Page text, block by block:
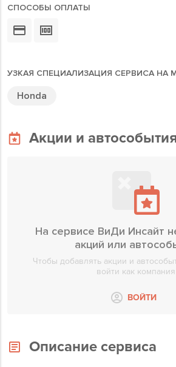
СПОСОБЫ ОПЛАТЫ
УЗКАЯ СПЕЦИАЛИЗАЦИЯ СЕРВИСА НА
Honda
Акции и
На сервисе ВиДи Инсайт
акций или
Чтобы добавлять акции и
войти как компания
ВОЙТИ
Описание сервиса